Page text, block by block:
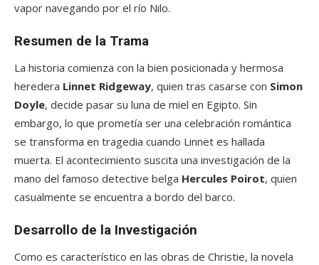
vapor navegando por el río Nilo.
Resumen de la Trama
La historia comienza con la bien posicionada y hermosa
heredera Linnet Ridgeway, quien tras casarse con Simon
Doyle, decide pasar su luna de miel en Egipto. Sin
embargo, lo que prometía ser una celebración romántica
se transforma en tragedia cuando Linnet es hallada
muerta. El acontecimiento suscita una investigación de la
mano del famoso detective belga Hercules Poirot, quien
casualmente se encuentra a bordo del barco.
Desarrollo de la Investigación
Como es característico en las obras de Christie, la novela